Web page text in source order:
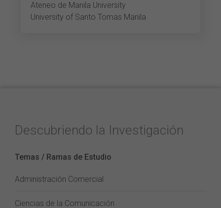
Ateneo de Manila University
University of Santo Tomas Manila
Descubriendo la Investigación
Temas / Ramas de Estudio
Administración Comercial
Ciencias de la Comunicación